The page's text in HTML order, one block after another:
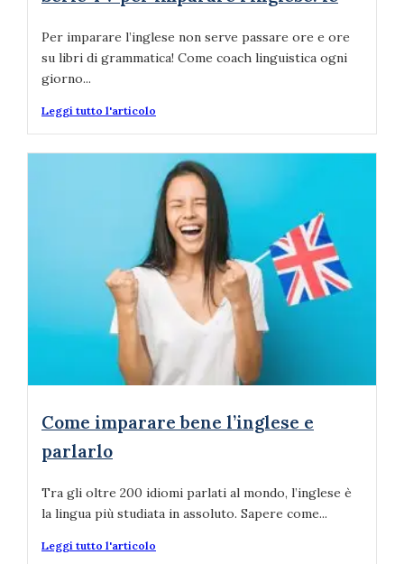
Per imparare l’inglese non serve passare ore e ore
su libri di grammatica! Come coach linguistica ogni
giorno...
Leggi tutto l'articolo
Come imparare bene l’inglese e
parlarlo
Tra gli oltre 200 idiomi parlati al mondo, l’inglese è
la lingua più studiata in assoluto. Sapere come...
Leggi tutto l'articolo